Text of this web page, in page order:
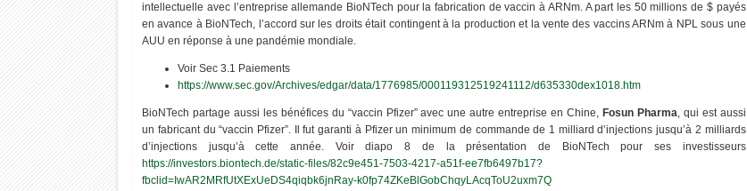
intellectuelle avec l’entreprise allemande BioNTech pour la fabrication de vaccin à ARNm. A part les 50 millions de $ payés
en avance à BioNTech, l’accord sur les droits était contingent à la production et la vente des vaccins ARNm à NPL sous une
AUU en réponse à une pandémie mondiale.
Voir Sec 3.1 Paiements
https://www.sec.gov/Archives/edgar/data/1776985/000119312519241112/d635330dex1018.htm
BioNTech partage aussi les bénéfices du “vaccin Pfizer” avec une autre entreprise en Chine, Fosun Pharma, qui est aussi
un fabricant du “vaccin Pfizer”. Il fut garanti à Pfizer un minimum de commande de 1 milliard d’injections jusqu’à 2 milliards
d’injections jusqu’à cette année. Voir diapo 8 de la présentation de BioNTech pour ses investisseurs
https://investors.biontech.de/static-files/82c9e451-7503-4217-a51f-ee7fb6497b17?
fbclid=IwAR2MRfUtXExUeDS4qiqbk6jnRay-k0fp74ZKeBlGobChqyLAcqToU2uxm7Q